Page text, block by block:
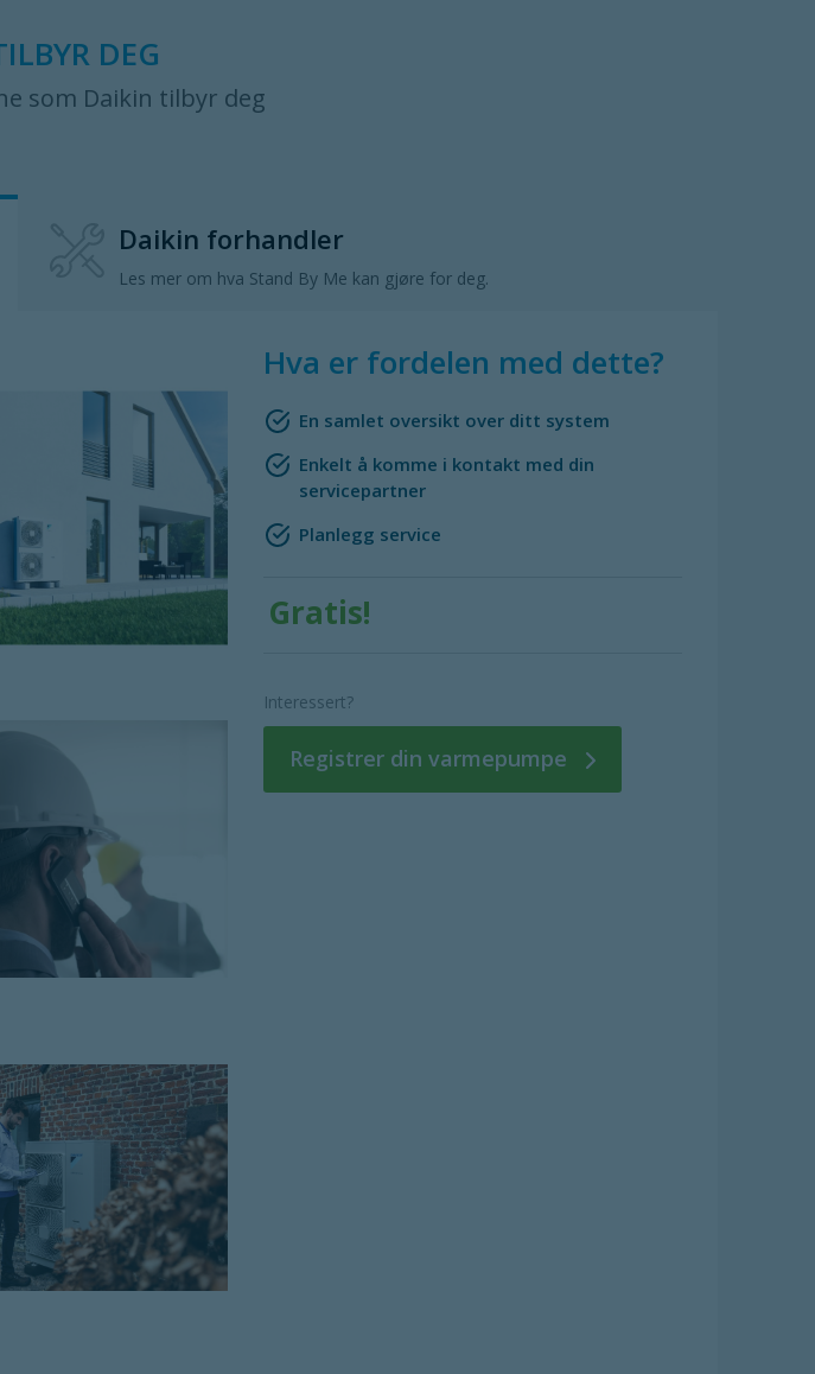
DEG
som Daikin tilbyr deg
Daikin forhandler
Les mer om hva Stand By Me kan gjøre for deg.
Hva er fordelen med dette?
En samlet oversikt over ditt system
Enkelt å komme i kontakt med din
servicepartner
Planlegg service
Gratis!
Interessert?
Registrer din varmepumpe